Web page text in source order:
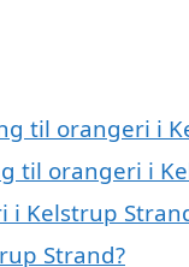
til orangeri i
til orangeri i
Kelstrup
Strand?